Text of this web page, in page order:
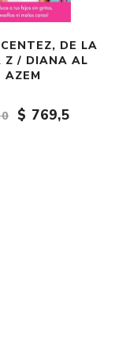
DE LA
Z / DIANA AL
AZEM
$ 769,5